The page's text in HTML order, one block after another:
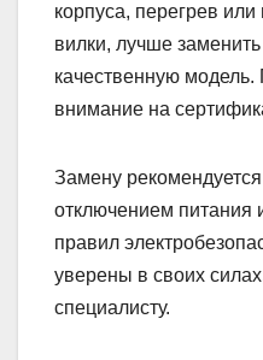
корпуса, перегрев
вилки, лучше
качественную
внимание на
Замену
отключением питания
правил
уверены в своих
специалисту.